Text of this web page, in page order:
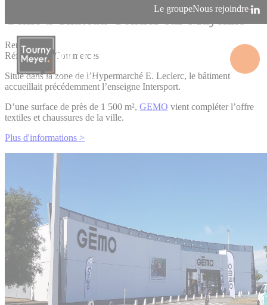
Le groupeNous rejoindre
La connaissance des territoires
Rennes
Références - Commerces
Situé dans la zone de l’Hypermarché E. Leclerc, le bâtiment
accueillait précédemment l’enseigne Intersport.
D’une surface de près de 1 500 m², GEMO vient compléter l’offre
textiles et chaussures de la ville.
Plus d'informations >